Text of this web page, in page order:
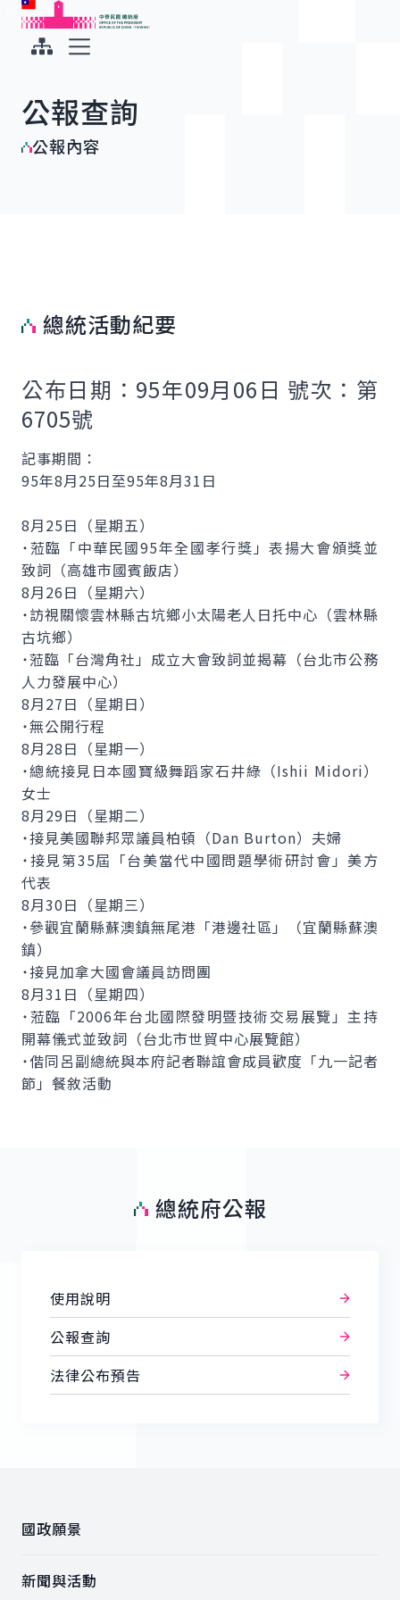
跳到主要內容
中華民國總統府
公報查詢
公報內容
總統活動紀要
公布日期：95年09月06日 號次：第
6705號
記事期間：
95年8月25日至95年8月31日
8月25日（星期五）
˙蒞臨「中華民國95年全國孝行獎」表揚大會頒獎並
致詞（高雄市國賓飯店）
8月26日（星期六）
˙訪視關懷雲林縣古坑鄉小太陽老人日托中心（雲林縣
古坑鄉）
˙蒞臨「台灣角社」成立大會致詞並揭幕（台北市公務
人力發展中心）
8月27日（星期日）
˙無公開行程
8月28日（星期一）
˙總統接見日本國寶級舞蹈家石井綠（Ishii Midori）
女士
8月29日（星期二）
˙接見美國聯邦眾議員柏頓（Dan Burton）夫婦
˙接見第35屆「台美當代中國問題學術研討會」美方
代表
8月30日（星期三）
˙參觀宜蘭縣蘇澳鎮無尾港「港邊社區」（宜蘭縣蘇澳
鎮）
˙接見加拿大國會議員訪問團
8月31日（星期四）
˙蒞臨「2006年台北國際發明暨技術交易展覽」主持
開幕儀式並致詞（台北市世貿中心展覽館）
˙偕同呂副總統與本府記者聯誼會成員歡度「九一記者
節」餐敘活動
總統府公報
使用說明
公報查詢
法律公布預告
國政願景
新聞與活動